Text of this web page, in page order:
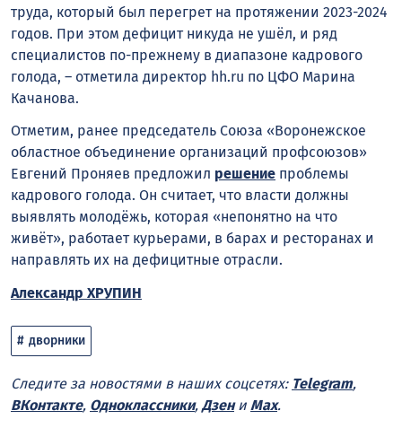
труда, который был перегрет на протяжении 2023-2024
годов. При этом дефицит никуда не ушёл, и ряд
специалистов по-прежнему в диапазоне кадрового
голода, – отметила директор hh.ru по ЦФО Марина
Качанова.
Отметим, ранее председатель Союза «Воронежское
областное объединение организаций профсоюзов»
Евгений Проняев предложил решение проблемы
кадрового голода. Он считает, что власти должны
выявлять молодёжь, которая «непонятно на что
живёт», работает курьерами, в барах и ресторанах и
направлять их на дефицитные отрасли.
Александр ХРУПИН
дворники
Следите за новостями в наших соцсетях: Telegram,
ВКонтакте, Одноклассники, Дзени Max.